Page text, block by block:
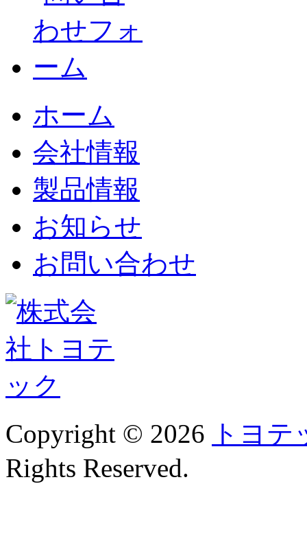
ホーム
会社情報
製品情報
お知らせ
お問い合わせ
Copyright © 2026 トヨテ
Rights Reserved.